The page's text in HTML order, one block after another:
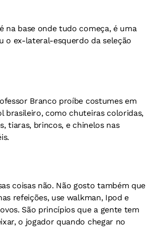
na base onde tudo começa, é uma
o ex-lateral-esquerdo da seleção
Branco proíbe costumes em
brasileiro, como chuteiras coloridas,
tiaras, brincos, e chinelos nas
coisas não. Não gosto também que
refeições, use walkman, Ipod e
São princípios que a gente tem
o jogador quando chegar no